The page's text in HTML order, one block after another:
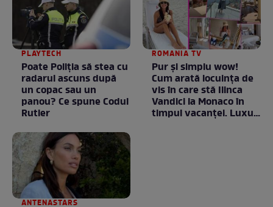
PLAYTECH
Poate Poliția să stea cu
radarul ascuns după
un copac sau un
panou? Ce spune Codul
Rutier
ROMANIA TV
Pur și simplu wow!
Cum arată locuința de
vis în care stă Ilinca
Vandici la Monaco în
timpul vacanței. Luxul
ANTENASTARS